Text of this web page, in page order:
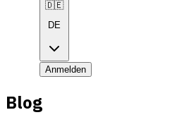
🇩🇪
DE
Anmelden
Blog